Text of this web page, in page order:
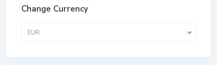
Change Currency
EUR